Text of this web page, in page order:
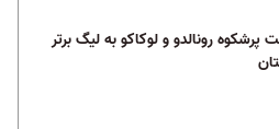
پرشکوه رونالدو و لوکاکو به لیگ برتر